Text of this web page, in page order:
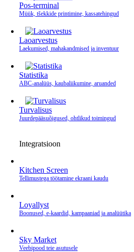
Pos-terminal
Müük, tšekkide printimine, kassatehingud
Laoarvestus
Laekumised, mahakandmised ja inventuur
Statistika
ABC-analüüs, kaubaliikumine, aruanded
Turvalisus
Juurdepääsuõigused, ohtlikud toimingud
Integratsioon
Kitchen Screen
Tellimustega töötamine ekraani kaudu
Loyallyst
Boonused, e‑kaardid, kampaaniad ja analüütika
Sky Market
Veebipood teie asutusele